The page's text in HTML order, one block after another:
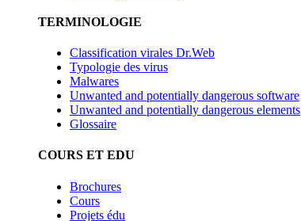
TERMINOLOGIE
Classification virales Dr.Web
Typologie des virus
Malwares
Unwanted and potentially dangerous software
Unwanted and potentially dangerous elements
Glossaire
COURS ET EDU
Brochures
Cours
Projets édu